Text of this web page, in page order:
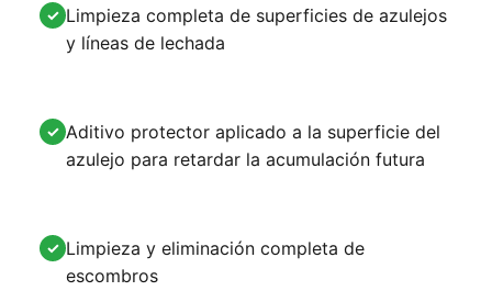
✓ Limpieza completa de superficies de azulejos
y líneas de lechada
✓ Aditivo protector aplicado a la superficie del
azulejo para retardar la acumulación futura
✓ Limpieza y eliminación completa de
escombros